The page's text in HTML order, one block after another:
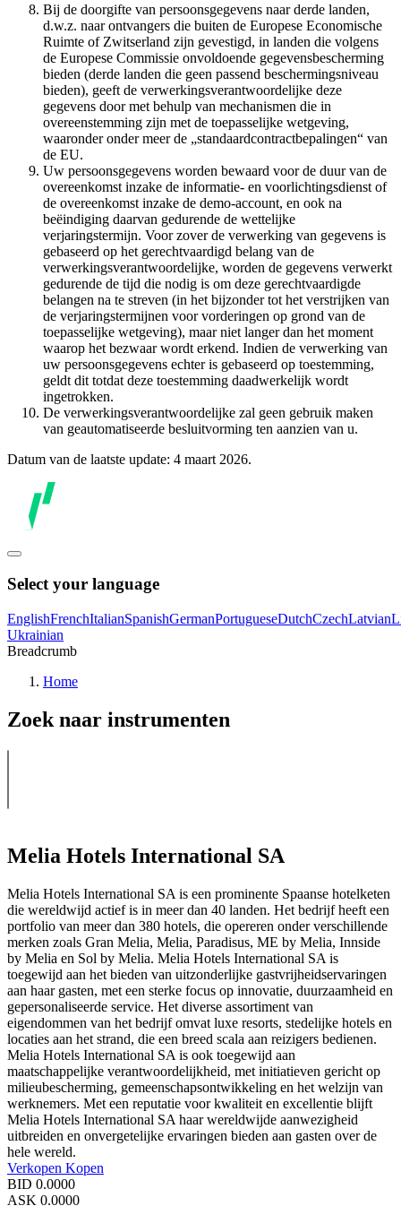
Bij de doorgifte van persoonsgegevens naar derde landen,
d.w.z. naar ontvangers die buiten de Europese Economische
Ruimte of Zwitserland zijn gevestigd, in landen die volgens
de Europese Commissie onvoldoende gegevensbescherming
bieden (derde landen die geen passend beschermingsniveau
bieden), geeft de verwerkingsverantwoordelijke deze
gegevens door met behulp van mechanismen die in
overeenstemming zijn met de toepasselijke wetgeving,
waaronder onder meer de „standaardcontractbepalingen“ van
de EU.
Uw persoonsgegevens worden bewaard voor de duur van de
overeenkomst inzake de informatie- en voorlichtingsdienst of
de overeenkomst inzake de demo-account, en ook na
beëindiging daarvan gedurende de wettelijke
verjaringstermijn. Voor zover de verwerking van gegevens is
gebaseerd op het gerechtvaardigd belang van de
verwerkingsverantwoordelijke, worden de gegevens verwerkt
gedurende de tijd die nodig is om deze gerechtvaardigde
belangen na te streven (in het bijzonder tot het verstrijken van
de verjaringstermijnen voor vorderingen op grond van de
toepasselijke wetgeving), maar niet langer dan het moment
waarop het bezwaar wordt erkend. Indien de verwerking van
uw persoonsgegevens echter is gebaseerd op toestemming,
geldt dit totdat deze toestemming daadwerkelijk wordt
ingetrokken.
De verwerkingsverantwoordelijke zal geen gebruik maken
van geautomatiseerde besluitvorming ten aanzien van u.
Datum van de laatste update: 4 maart 2026.
Select your language
EnglishFrenchItalianSpanishGermanPortugueseDutchCzechLatvian
Ukrainian
Breadcrumb
Home
Zoek naar instrumenten
Melia Hotels International SA
Melia Hotels International SA is een prominente Spaanse hotelketen
die wereldwijd actief is in meer dan 40 landen. Het bedrijf heeft een
portfolio van meer dan 380 hotels, die opereren onder verschillende
merken zoals Gran Melia, Melia, Paradisus, ME by Melia, Innside
by Melia en Sol by Melia. Melia Hotels International SA is
toegewijd aan het bieden van uitzonderlijke gastvrijheidservaringen
aan haar gasten, met een sterke focus op innovatie, duurzaamheid en
gepersonaliseerde service. Het diverse assortiment van
eigendommen van het bedrijf omvat luxe resorts, stedelijke hotels en
locaties aan het strand, die een breed scala aan reizigers bedienen.
Melia Hotels International SA is ook toegewijd aan
maatschappelijke verantwoordelijkheid, met initiatieven gericht op
milieubescherming, gemeenschapsontwikkeling en het welzijn van
werknemers. Met een reputatie voor kwaliteit en excellentie blijft
Melia Hotels International SA haar wereldwijde aanwezigheid
uitbreiden en onvergetelijke ervaringen bieden aan gasten over de
hele wereld.
Verkopen Kopen
BID 0.0000
ASK 0.0000